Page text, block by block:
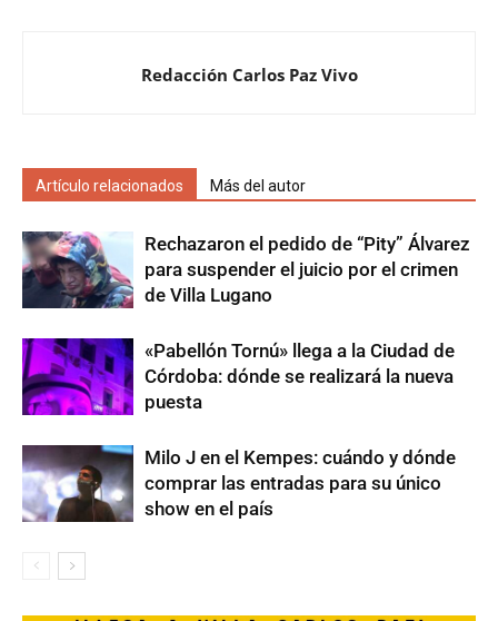
Redacción Carlos Paz Vivo
Artículo relacionados Más del autor
Rechazaron el pedido de “Pity” Álvarez
para suspender el juicio por el crimen
de Villa Lugano
«Pabellón Tornú» llega a la Ciudad de
Córdoba: dónde se realizará la nueva
puesta
Milo J en el Kempes: cuándo y dónde
comprar las entradas para su único
show en el país